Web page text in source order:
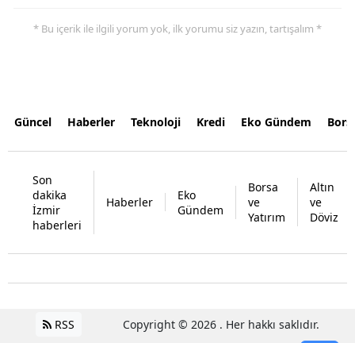
* Bu içerik ile ilgili yorum yok, ilk yorumu siz yazın, tartışalım *
Güncel Haberler Teknoloji Kredi Eko Gündem
Son
dakika
İzmir
haberleri
Haberler
Eko
Gündem
Borsa
ve
Yatırım
Altın
ve
Döviz
RSS Copyright © 2026 . Her hakkı saklıdır.